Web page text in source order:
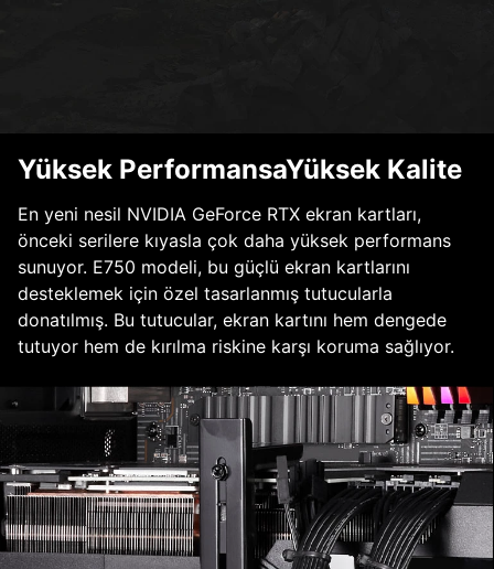
Yüksek PerformansaYüksek Kalite
En yeni nesil NVIDIA GeForce RTX ekran kartları,
önceki serilere kıyasla çok daha yüksek performans
sunuyor. E750 modeli, bu güçlü ekran kartlarını
desteklemek için özel tasarlanmış tutucularla
donatılmış. Bu tutucular, ekran kartını hem dengede
tutuyor hem de kırılma riskine karşı koruma sağlıyor.